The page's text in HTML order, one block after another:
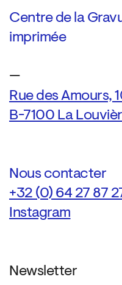
Centre de la
imprimée
—
Rue des Amours,
B-7100 La
Nous contacter
+32 (0) 64 27 87
Instagram
Newsletter